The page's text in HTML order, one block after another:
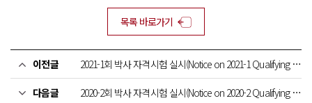
목록 바로가기
이전글 2021-1회 박사 자격시험 실시(Notice on 2021-1 Qualifying Exam)
다음글 2020-2회 박사 자격시험 실시(Notice on 2020-2 Qualifying Exam)